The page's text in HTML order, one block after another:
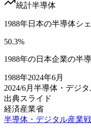
統計半導体
1988年日本の半導体シ
50.3%
1988年の日本企業の半
1988年2024年6月
2024/6月 半導体・デジ
出典スライド
経済産業省
半導体・デジタル産業